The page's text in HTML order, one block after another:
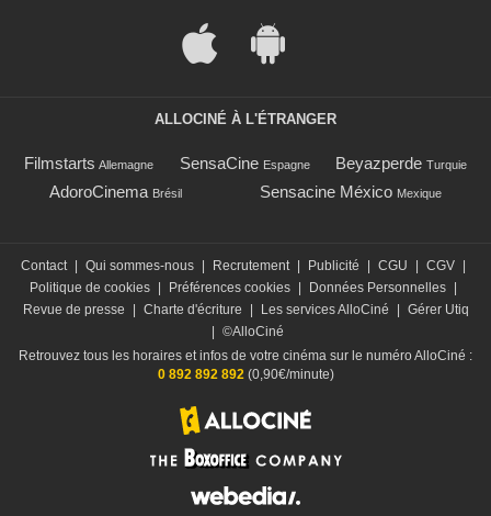
ALLOCINÉ À L'ÉTRANGER
Filmstarts Allemagne SensaCine Espagne Beyazperde Turquie
AdoroCinema Brésil Sensacine México Mexique
Contact Qui sommes-nous Recrutement Publicité CGU CGV
Politique de cookies
Préférences cookies Données Personnelles
Revue de presse
Charte d'écriture Les services AlloCiné
Gérer Utiq
©AlloCiné
Retrouvez tous les horaires et infos de votre cinéma sur le numéro AlloCiné :
0 892 892 892(0,90€/minute)